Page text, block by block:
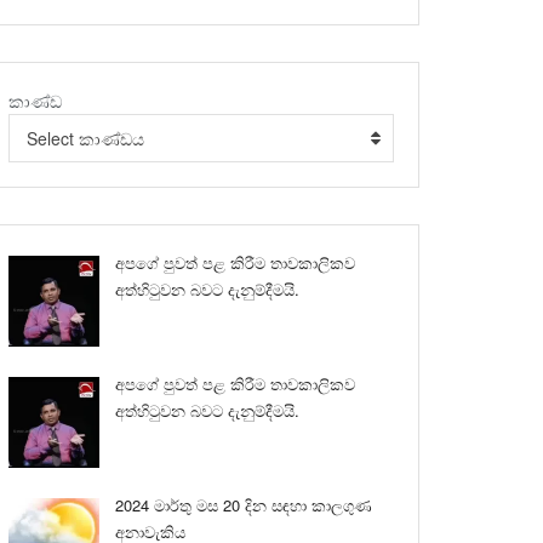
කාණ්ඩ
Select කාණ්ඩය
අපගේ පුවත් පළ කිරීම තාවකාලිකව
අත්හිටුවන බවට දැනුම්දීමයි.
අපගේ පුවත් පළ කිරීම තාවකාලිකව
අත්හිටුවන බවට දැනුම්දීමයි.
2024 මාර්තු මස 20 දින සඳහා කාලගුණ
අනාවැකිය